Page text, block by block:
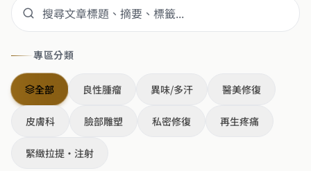
專區分類
全部 良性腫瘤 異味/多汗 醫美修復
皮膚科 臉部雕塑 私密修復 再生疼痛
緊緻拉提・注射